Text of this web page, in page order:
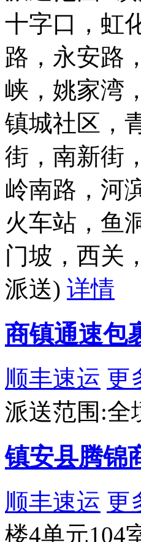
十字口，虹
路，永安路
峡，姚家湾
镇城社区，
街，南新街
岭南路，河
火车站，鱼
门坡，西关
派送) 详情
商镇通速包
顺丰速运 更
派送范围:全
镇安县腾锦
顺丰速运 更
楼4单元104